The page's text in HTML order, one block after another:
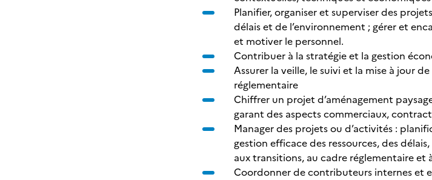
Planifier, organiser et superviser des
délais et de l’environnement ; gérer et
et motiver le personnel.
Contribuer à la stratégie et la gestion
Assurer la veille, le suivi et la mise à jour
réglementaire
Chiffrer un projet d’aménagement
garant des aspects commerciaux,
Manager des projets ou d’activités :
gestion efficace des ressources, des
aux transitions, au cadre réglementaire et
Coordonner de contributeurs internes et